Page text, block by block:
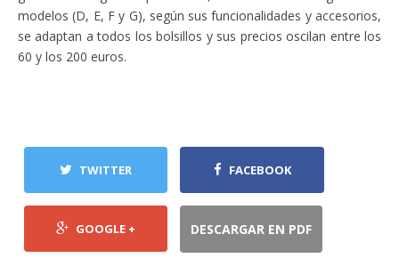
modelos (D, E, F y G), según sus funcionalidades y accesorios,
se adaptan a todos los bolsillos y sus precios oscilan entre los
60 y los 200 euros.
TWITTER FACEBOOK
GOOGLE + DESCARGAR EN PDF